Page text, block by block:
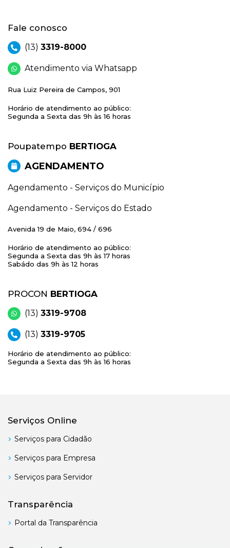
Fale conosco
(13) 3319-8000
Atendimento via Whatsapp
Rua Luiz Pereira de Campos, 901
Horário de atendimento ao público:
Segunda a Sexta das 9h às 16 horas
Poupatempo BERTIOGA
AGENDAMENTO
Agendamento - Serviços do Município
Agendamento - Serviços do Estado
Avenida 19 de Maio, 694 / 696
Horário de atendimento ao público:
Segunda a Sexta das 9h às 17 horas
Sabádo das 9h às 12 horas
PROCON BERTIOGA
(13) 3319-9708
(13) 3319-9705
Horário de atendimento ao público:
Segunda a Sexta das 9h às 16 horas
Serviços Online
Serviços para Cidadão
Serviços para Empresa
Serviços para Servidor
Transparência
Portal da Transparência